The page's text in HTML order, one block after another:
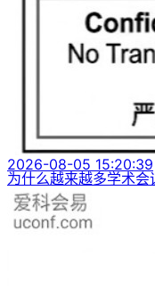
2026-08-05 15:20:39
为什么越来越多学术会